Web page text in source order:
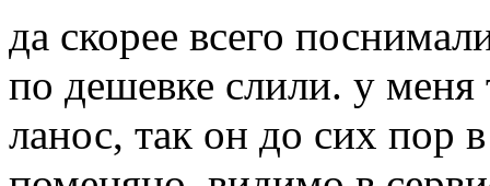
да скорее всего
по дешевке слили. у меня
ланос, так он до сих пор